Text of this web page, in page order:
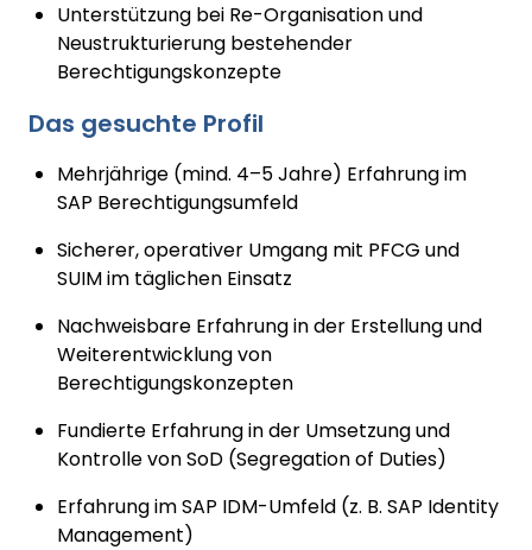
Unterstützung bei Re-Organisation und
Neustrukturierung bestehender
Berechtigungskonzepte
Das gesuchte Profil
Mehrjährige (mind. 4–5 Jahre) Erfahrung im
SAP Berechtigungsumfeld
Sicherer, operativer Umgang mit PFCG und
SUIM im täglichen Einsatz
Nachweisbare Erfahrung in der Erstellung und
Weiterentwicklung von
Berechtigungskonzepten
Fundierte Erfahrung in der Umsetzung und
Kontrolle von SoD (Segregation of Duties)
Erfahrung im SAP IDM-Umfeld (z. B. SAP Identity
Management)